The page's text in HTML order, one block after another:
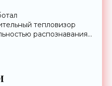
тепловизор
распознавания